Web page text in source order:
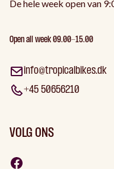
De hele week open van
Open all week 09.00-15.00
info@tropicalbikes.dk
+45 50656210
VOLG ONS